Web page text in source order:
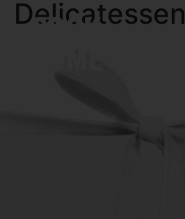
Delicatessen